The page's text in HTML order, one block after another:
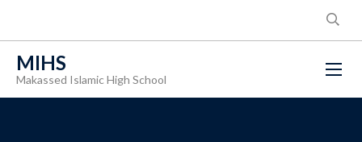
MIHS
Makassed Islamic High School